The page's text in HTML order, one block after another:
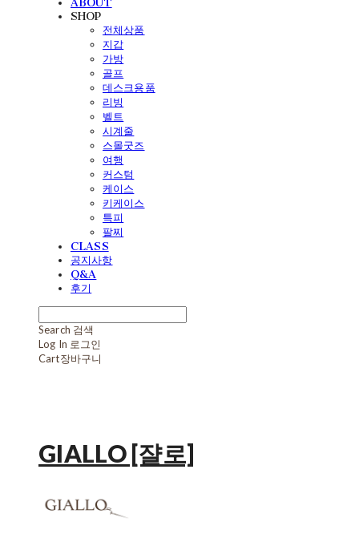
SHOP
전체상품
지갑
가방
골프
데스크용품
리빙
벨트
시계줄
스몰굿즈
여행
커스텀
케이스
키케이스
특피
팔찌
CLASS
공지사항
Q&A
후기
Search 검색
Log In 로그인
Cart장바구니
GIALLO [쟐로]